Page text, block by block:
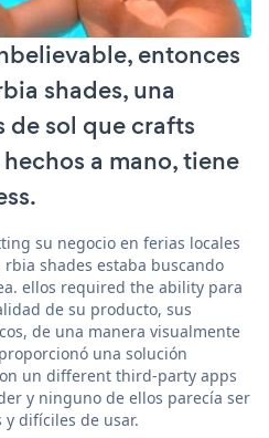
entonces
shades, una
de sol que crafts
a mano, tiene
su negocio en ferias locales
shades estaba buscando
ellos required the ability para
de su producto, sus
de una manera visualmente
una solución
un different third-party apps
y ninguno de ellos parecía ser
difíciles de usar.